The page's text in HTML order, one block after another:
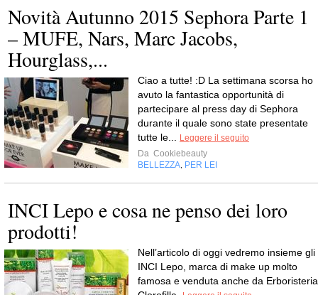
Novità Autunno 2015 Sephora Parte 1
– MUFE, Nars, Marc Jacobs,
Hourglass,...
Ciao a tutte! :D La settimana scorsa ho
avuto la fantastica opportunità di
partecipare al press day di Sephora
durante il quale sono state presentate
tutte le...
Leggere il seguito
Da Cookiebeauty
BELLEZZA PER LEI
INCI Lepo e cosa ne penso dei loro
prodotti!
Nell’articolo di oggi vedremo insieme gli
INCI Lepo, marca di make up molto
famosa e venduta anche da Erboristeria